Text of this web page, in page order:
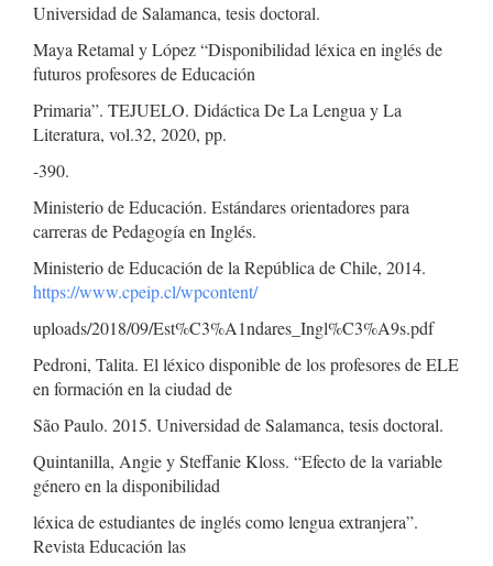
Universidad de Salamanca, tesis doctoral.
Maya Retamal y López “Disponibilidad léxica en inglés de
futuros profesores de Educación
Primaria”. TEJUELO. Didáctica De La Lengua y La
Literatura, vol.32, 2020, pp.
-390.
Ministerio de Educación. Estándares orientadores para
carreras de Pedagogía en Inglés.
Ministerio de Educación de la República de Chile, 2014.
https://www.cpeip.cl/wpcontent/
uploads/2018/09/Est%C3%A1ndares_Ingl%C3%A9s.pdf
Pedroni, Talita. El léxico disponible de los profesores de ELE
en formación en la ciudad de
São Paulo. 2015. Universidad de Salamanca, tesis doctoral.
Quintanilla, Angie y Steffanie Kloss. “Efecto de la variable
género en la disponibilidad
léxica de estudiantes de inglés como lengua extranjera”.
Revista Educación las